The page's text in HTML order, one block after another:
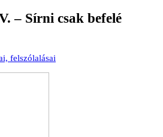
– Sírni csak befelé
felszólalásai